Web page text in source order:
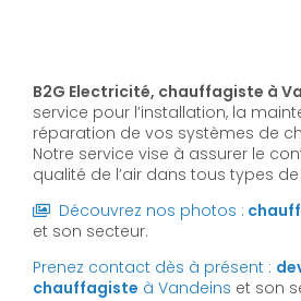
B2G Electricité, chauffagiste à
service pour l’installation, la
réparation de vos systèmes de
Notre service vise à assurer le
qualité de l’air dans tous types
Découvrez nos photos :
et son secteur.
Prenez contact dès à présent :
chauffagiste à Vandeins et son